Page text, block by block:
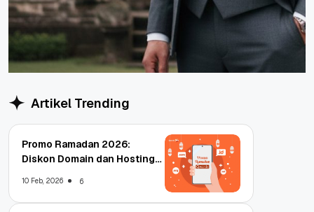
Artikel Trending
Promo Ramadan 2026:
Diskon Domain dan Hosting
10 Feb, 2026 6